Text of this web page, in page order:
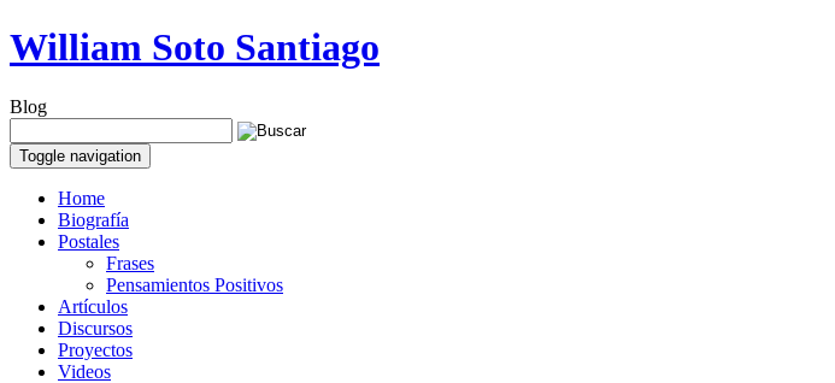
William Soto Santiago
Blog
Toggle navigation
Home
Biografía
Postales
Frases
Pensamientos Positivos
Artículos
Discursos
Proyectos
Videos